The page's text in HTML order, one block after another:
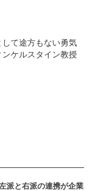
して途方もない勇気
ケルスタイン教授
と右派の連携が企業